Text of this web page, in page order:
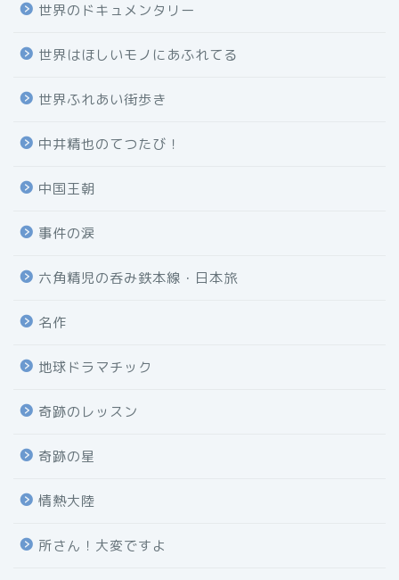
世界のドキュメンタリー
世界はほしいモノにあふれてる
世界ふれあい街歩き
中井精也のてつたび！
中国王朝
事件の涙
六角精児の呑み鉄本線・日本旅
名作
地球ドラマチック
奇跡のレッスン
奇跡の星
情熱大陸
所さん！大変ですよ